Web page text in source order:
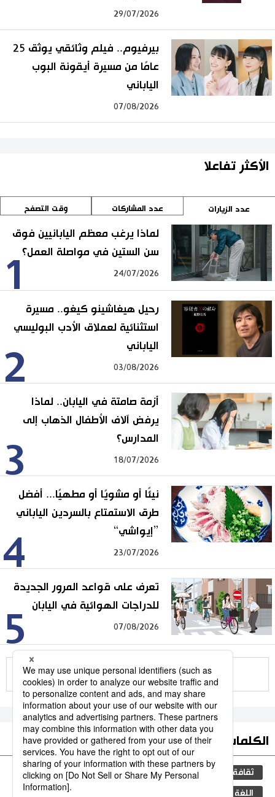
29/07/2026
بيرفيوم.. فيلم وثائقي يوثق 25
عامًا من مسيرة أيقونة البوب
الياباني
07/08/2026
الأكثر تفاعلا
عدد الزيارات عدد المشاركات وقت التصفح
1
لماذا يرغب معظم اليابانيين فوق
سن الستين في مواصلة العمل؟
24/07/2026
2
رحيل هيغاشينو كيغو.. مسيرة
استثنائية لعملاق الأدب البوليسي
الياباني
03/08/2026
3
أزمة صامتة في اليابان.. لماذا
يرفض آلاف الأطفال الذهاب إلى
المدارس؟
18/07/2026
4
نيئًا أو مشويًا أو مطهيًا... أفضل
طرق الاستمتاع بالسردين الياباني
”إيواشي“
23/07/2026
5
تعرف على قواعد المرور الجديدة
للدراجات الهوائية في اليابان
07/08/2026
للمزيد
الكلمات الأكثر بحثا
ثقافة التعليم الياباني مجتمع صحة وطب
اللغة اليابانية الأمراض